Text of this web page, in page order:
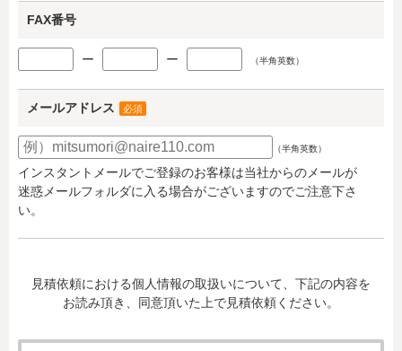
FAX番号
ー ー （半角英数）
メールアドレス 必須
（半角英数）
インスタントメールでご登録のお客様は当社からのメールが
迷惑メールフォルダに入る場合がございますのでご注意下さ
い。
見積依頼における個人情報の取扱いについて、下記の内容を
お読み頂き、同意頂いた上で見積依頼ください。